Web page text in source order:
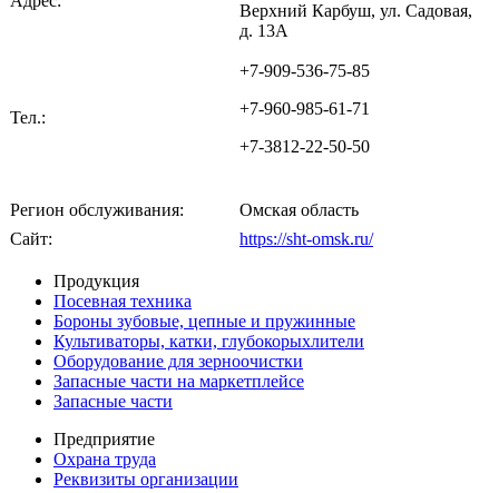
Верхний Карбуш, ул. Садовая,
д. 13А
Тел.:
+7-909-536-75-85
+7-960-985-61-71
+7-3812-22-50-50
Регион обслуживания:
Омская область
Сайт:
https://sht-omsk.ru/
Продукция
Посевная техника
Бороны зубовые, цепные и пружинные
Культиваторы, катки, глубокорыхлители
Оборудование для зерноочистки
Запасные части на маркетплейсе
Запасные части
Предприятие
Охрана труда
Реквизиты организации